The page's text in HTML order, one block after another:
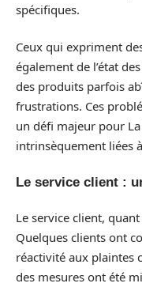
spécifiques.
Ceux qui expriment
également de l’état
des produits parfois
frustrations. Ces
un défi majeur pour
intrinsèquement liées
Le service client :
Le service client,
Quelques clients ont
réactivité aux plaintes
des mesures ont été